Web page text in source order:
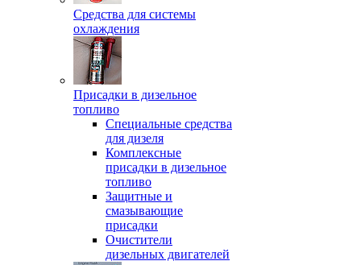
Средства для системы
охлаждения
Присадки в дизельное
топливо
Спeциальные средства
для дизеля
Комплексные
присадки в дизельное
топливо
Защитные и
смазывающие
присадки
Очистители
дизельных двигателей